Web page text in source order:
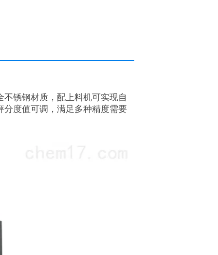
锈钢材质，配上料机可实现自
分度值可调，满足多种精度需要